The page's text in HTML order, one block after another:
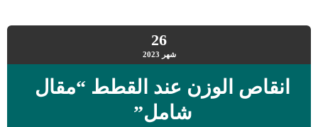
26
شهر 2023
انقاص الوزن عند القطط “مقال
شامل”